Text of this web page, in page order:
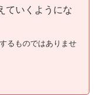
ていくようにな
るものではありませ